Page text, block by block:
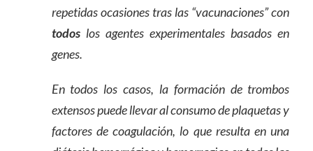
repetidas ocasiones tras las “vacunaciones” con
todoslos agentes experimentales basados en
genes.
En todos los casos, la formación de trombos
extensos puede llevar al consumo de plaquetas y
factores de coagulación, lo que resulta en una